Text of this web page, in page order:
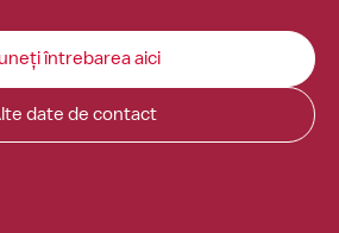
întrebarea aici
date de contact